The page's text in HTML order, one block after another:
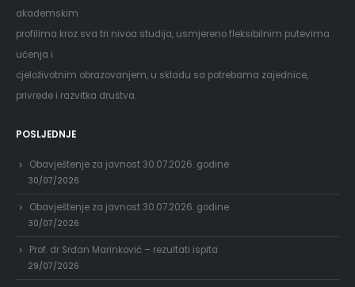
akademskim
profilima kroz sva tri nivoa studija, usmjereno fleksibilnim putevima
učenja i
cjeloživotnim obrazovanjem, u skladu sa potrebama zajednice,
privrede i razvitka društva.
POSLJEDNJE
Obavještenje za javnost 30.07.2026. godine
30/07/2026
Obavještenje za javnost 30.07.2026. godine
30/07/2026
Prof. dr Srđan Marinković – rezultati ispita
29/07/2026